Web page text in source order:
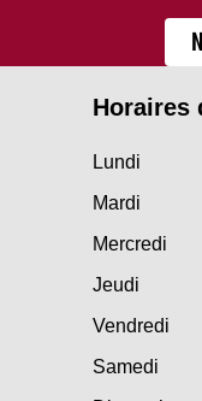
Horaires
Lundi
Mardi
Mercredi
Jeudi
Vendredi
Samedi